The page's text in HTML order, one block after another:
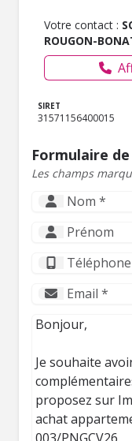
Votre contact :
ROUGON-
SIRET
31571156400015
Formulaire
Les champs